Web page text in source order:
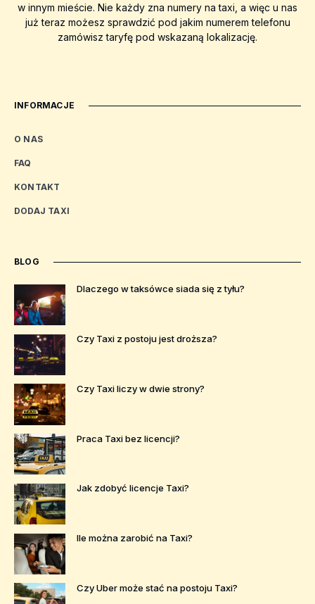
w innym mieście. Nie każdy zna numery na taxi, a więc u nas
już teraz możesz sprawdzić pod jakim numerem telefonu
zamówisz taryfę pod wskazaną lokalizację.
INFORMACJE
O NAS
FAQ
KONTAKT
DODAJ TAXI
BLOG
Dlaczego w taksówce siada się z tyłu?
Czy Taxi z postoju jest droższa?
Czy Taxi liczy w dwie strony?
Praca Taxi bez licencji?
Jak zdobyć licencje Taxi?
Ile można zarobić na Taxi?
Czy Uber może stać na postoju Taxi?